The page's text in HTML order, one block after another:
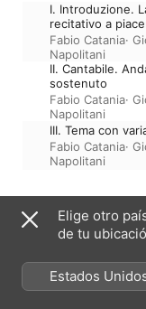
I. Introduzione.
recitativo a
Fabio Catania·
Napolitani
II. Cantabile.
sostenuto
Fabio Catania·
Napolitani
III. Tema con
Fabio Catania·
Napolitani
13 de marzo de
3 piezas, 14
Elige otro
de tu
Estados
México)